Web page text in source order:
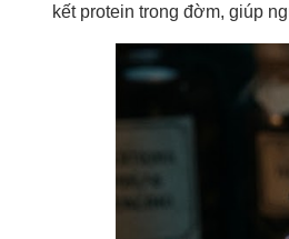
kết protein trong đờm, giúp